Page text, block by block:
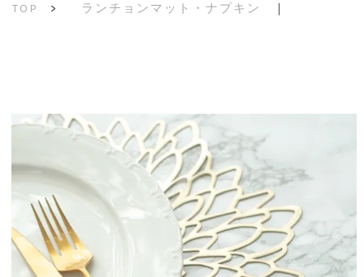
TOP > ランチョンマット・ナプキン ｜